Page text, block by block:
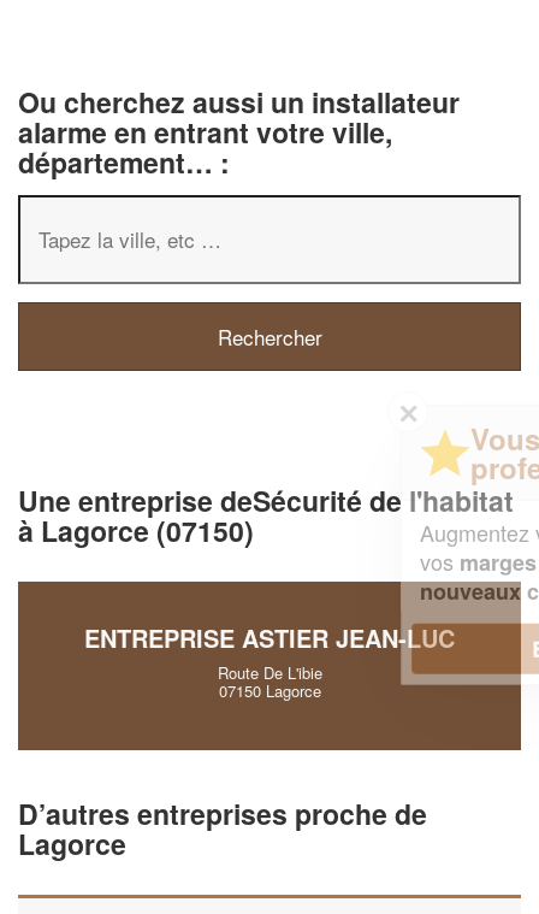
Ou cherchez aussi un installateur
alarme en entrant votre ville,
département… :
Une entreprise deSécurité de l'habitat
à Lagorce (07150)
ENTREPRISE ASTIER JEAN-LUC
Route De L'ibie
07150 Lagorce
D’autres entreprises proche de
Lagorce
Augmentez votre chiffre d'affaireset
tout en gagnant de
nouveaux clients!
En savoir plus